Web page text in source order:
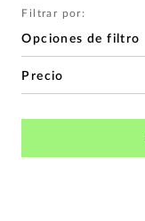
Filtrar por:
Opciones de filtro
Precio